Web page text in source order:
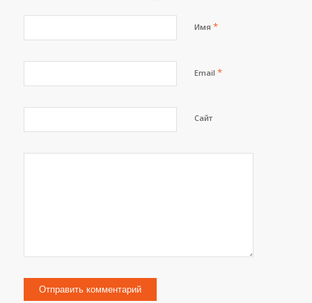
Имя *
Email *
Сайт